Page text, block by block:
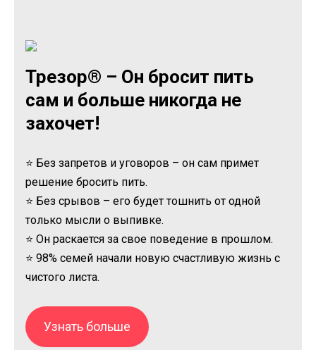
Трезор® – Он бросит пить
сам и больше никогда не
захочет!
⭐ Без запретов и уговоров – он сам примет
решение бросить пить.
⭐ Без срывов – его будет тошнить от одной
только мысли о выпивке.
⭐ Он раскается за свое поведение в прошлом.
⭐ 98% семей начали новую счастливую жизнь с
чистого листа.
Узнать больше